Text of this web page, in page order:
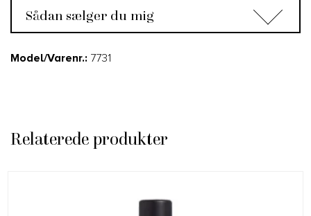
Sådan sælger du mig
Model/Varenr.: 7731
Relaterede produkter